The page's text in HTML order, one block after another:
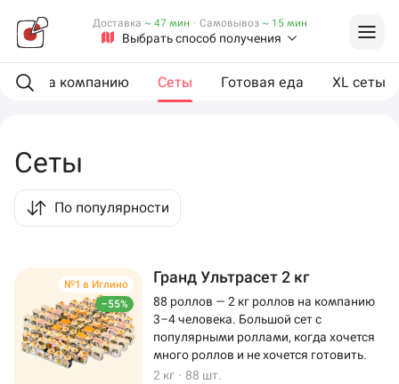
Выбрать способ получения
Доставка ~ 47 мин · Самовывоз ~ 15 мин
На компанию Сеты Готовая еда XL сеты
Сеты
По популярности
–55%
№1 в Иглино Гранд Ультрасет 2 кг
88 роллов — 2 кг роллов на компанию
3–4 человека. Большой сет с
популярными роллами, когда хочется
много роллов и не хочется готовить.
2 кг · 88 шт.